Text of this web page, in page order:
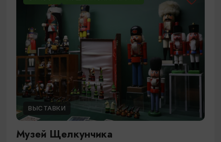
ВЫСТАВКИ
Музей Щелкунчика